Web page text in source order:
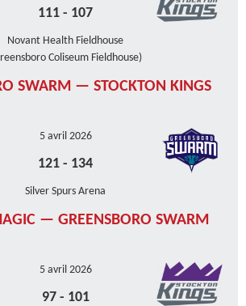
111 - 107
Novant Health Fieldhouse
Coliseum Fieldhouse)
SWARM — STOCKTON KINGS
5 avril 2026
121 - 134
Silver Spurs Arena
— GREENSBORO SWARM
5 avril 2026
97- 101